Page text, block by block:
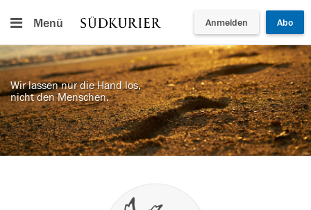
Menü Anmelden Abo
Wir lassen nur die Hand los,
nicht den Menschen.